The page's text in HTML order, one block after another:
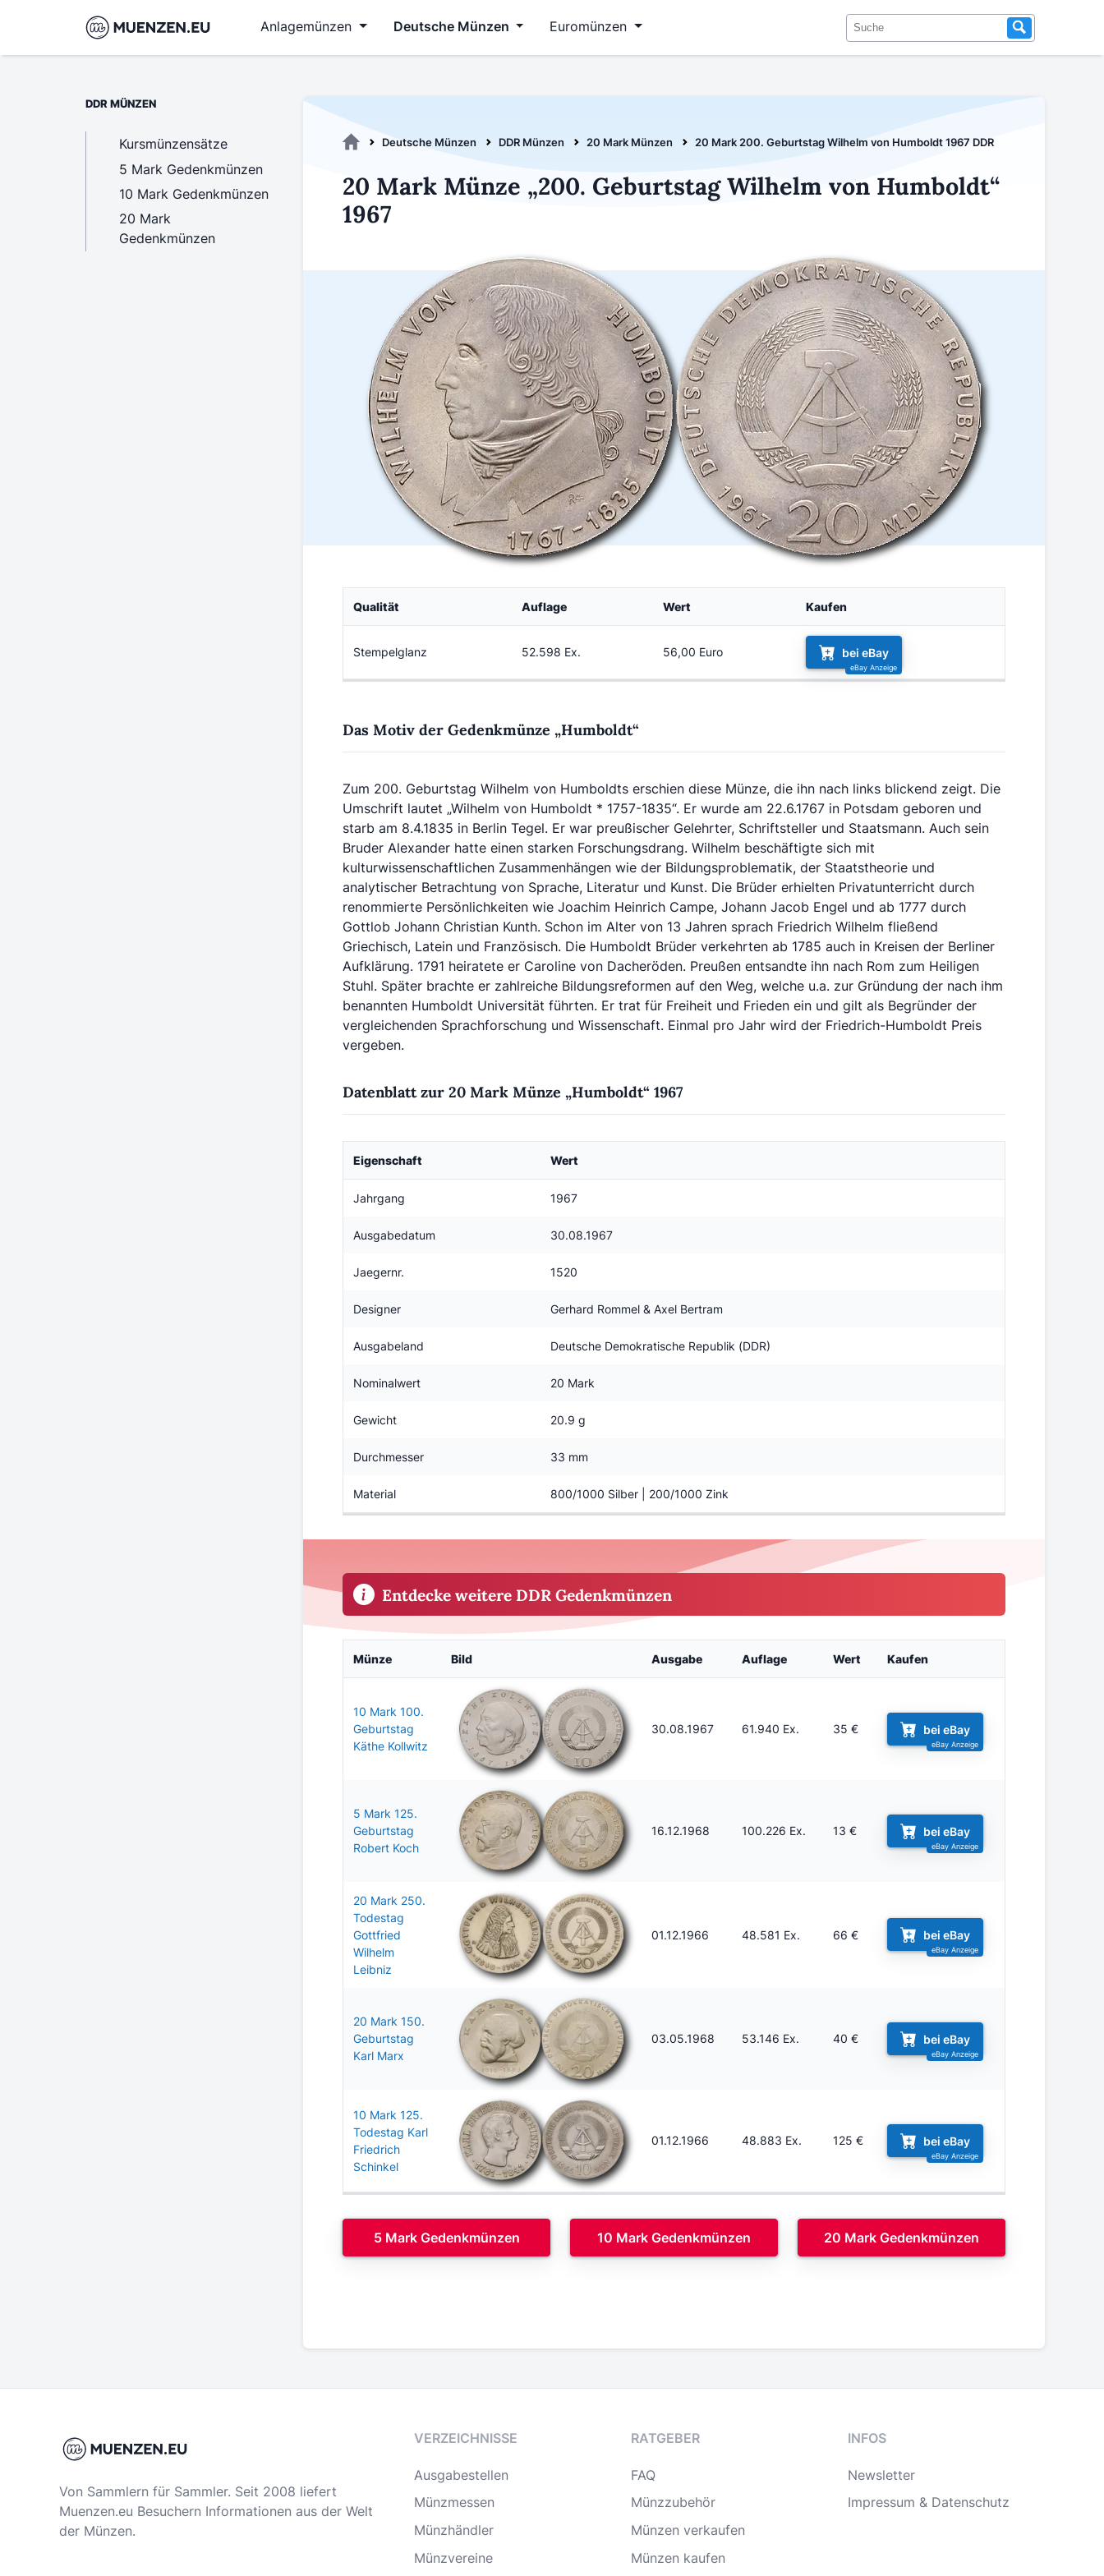
Anlagemünzen Deutsche Münzen Euromünzen
Deutsche Münzen DDR Münzen 20 Mark Münzen 20 Mark 200. Geburtstag Wilhelm von Humboldt 1967 DDR
20 Mark Münze „200. Geburtstag Wilhelm von Humboldt“
1967
Qualität Auflage Wert Kaufen
Stempelglanz 52.598 Ex. 56,00 Euro bei eBay
Das Motiv der Gedenkmünze „Humboldt“
Zum 200. Geburtstag Wilhelm von Humboldts erschien diese Münze, die ihn nach links blickend zeigt. Die
Umschrift lautet „Wilhelm von Humboldt * 1757-1835“. Er wurde am 22.6.1767 in Potsdam geboren und
starb am 8.4.1835 in Berlin Tegel. Er war preußischer Gelehrter, Schriftsteller und Staatsmann. Auch sein
Bruder Alexander hatte einen starken Forschungsdrang. Wilhelm beschäftigte sich mit
kulturwissenschaftlichen Zusammenhängen wie der Bildungsproblematik, der Staatstheorie und
analytischer Betrachtung von Sprache, Literatur und Kunst. Die Brüder erhielten Privatunterricht durch
renommierte Persönlichkeiten wie Joachim Heinrich Campe, Johann Jacob Engel und ab 1777 durch
Gottlob Johann Christian Kunth. Schon im Alter von 13 Jahren sprach Friedrich Wilhelm fließend
Griechisch, Latein und Französisch. Die Humboldt Brüder verkehrten ab 1785 auch in Kreisen der Berliner
Aufklärung. 1791 heiratete er Caroline von Dacheröden. Preußen entsandte ihn nach Rom zum Heiligen
Stuhl. Später brachte er zahlreiche Bildungsreformen auf den Weg, welche u.a. zur Gründung der nach ihm
benannten Humboldt Universität führten. Er trat für Freiheit und Frieden ein und gilt als Begründer der
vergleichenden Sprachforschung und Wissenschaft. Einmal pro Jahr wird der Friedrich-Humboldt Preis
vergeben.
Datenblatt zur 20 Mark Münze „Humboldt“ 1967
Eigenschaft Wert
Jahrgang 1967
Ausgabedatum 30.08.1967
Jaegernr. 1520
Designer Gerhard Rommel & Axel Bertram
Ausgabeland Deutsche Demokratische Republik (DDR)
Nominalwert 20 Mark
Gewicht 20.9 g
Durchmesser 33 mm
Material 800/1000 Silber | 200/1000 Zink
Entdecke weitere DDR Gedenkmünzen
Münze Bild Ausgabe Auflage Wert Kaufen
10 Mark 100.
Geburtstag
Käthe Kollwitz
30.08.1967 61.940 Ex. 35 € bei eBay
5 Mark 125.
Geburtstag
Robert Koch
16.12.1968 100.226 Ex. 13 € bei eBay
20 Mark 250.
Todestag
Gottfried
Wilhelm
Leibniz
01.12.1966 48.581 Ex. 66 € bei eBay
20 Mark 150.
Geburtstag
Karl Marx
03.05.1968 53.146 Ex. 40 € bei eBay
10 Mark 125.
Todestag Karl
Friedrich
Schinkel
01.12.1966 48.883 Ex. 125 € bei eBay
5 Mark Gedenkmünzen 10 Mark Gedenkmünzen 20 Mark Gedenkmünzen
DDR MÜNZEN
Kursmünzensätze
5 Mark Gedenkmünzen
10 Mark Gedenkmünzen
20 Mark
Gedenkmünzen
Von Sammlern für Sammler. Seit 2008 liefert
Muenzen.eu Besuchern Informationen aus der Welt
der Münzen.
VERZEICHNISSE
Ausgabestellen
Münzmessen
Münzhändler
Münzvereine
RATGEBER
FAQ
Münzzubehör
Münzen verkaufen
Münzen kaufen
INFOS
Newsletter
Impressum & Datenschutz